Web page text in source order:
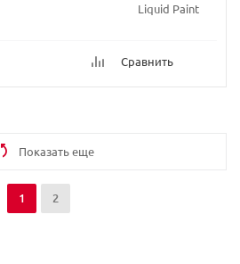
Liquid Paint
Сравнить
Показать еще
1 2